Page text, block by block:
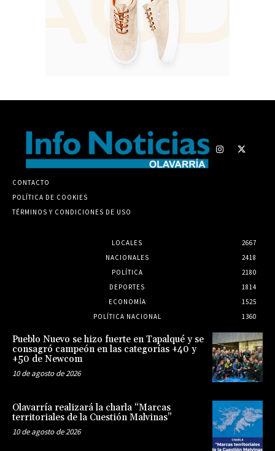
CONTACTO
POLÍTICA DE COOKIES
TÉRMINOS Y CONDICIONES DE USO
LOCALES
2667
NACIONALES
2418
POLÍTICA
2180
DEPORTES
1814
ECONOMÍA
1525
POLÍTICA NACIONAL
1360
Pueblo Nuevo se hizo fuerte en Tapalqué y se
consagró campeón en las categorías +40 y
+50 de Newcom
10 de agosto de 2026
Olavarría realizará la charla “Marcas
territoriales de la Cuestión Malvinas”
10 de agosto de 2026